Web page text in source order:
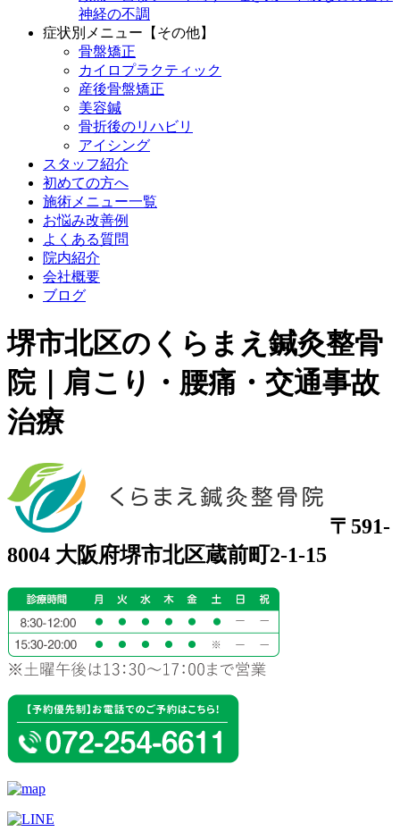
神経の不調
症状別メニュー【その他】
骨盤矯正
カイロプラクティック
産後骨盤矯正
美容鍼
骨折後のリハビリ
アイシング
スタッフ紹介
初めての方へ
施術メニュー一覧
お悩み改善例
よくある質問
院内紹介
会社概要
ブログ
堺市北区のくらまえ鍼灸整骨
院｜肩こり・腰痛・交通事故
治療
〒591-
8004 大阪府堺市北区蔵前町2-1-15